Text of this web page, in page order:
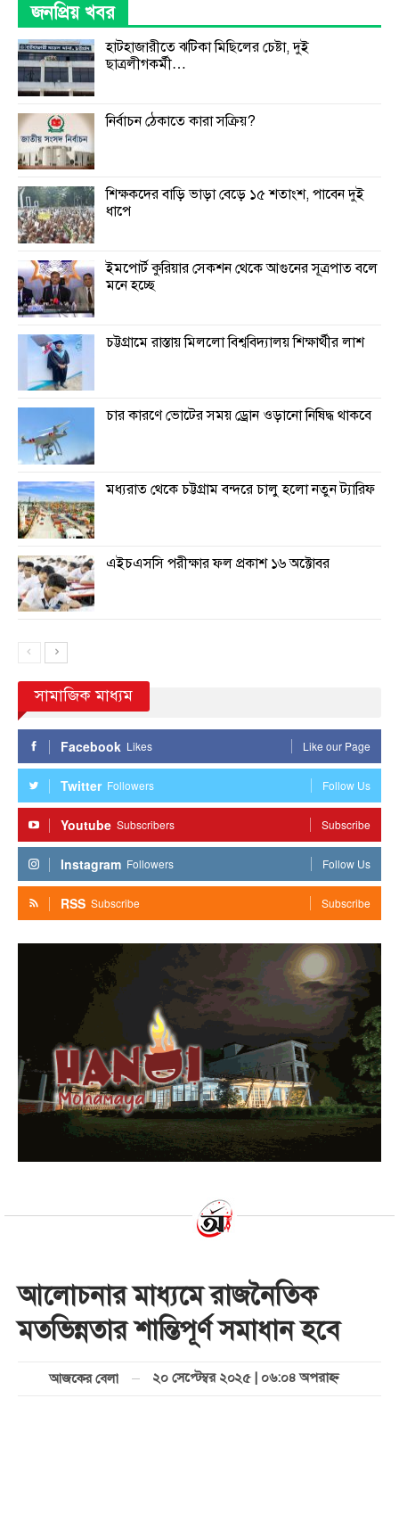
জনপ্রিয় খবর
হাটহাজারীতে ঝটিকা মিছিলের চেষ্টা, দুই
ছাত্রলীগকর্মী…
নির্বাচন ঠেকাতে কারা সক্রিয়?
শিক্ষকদের বাড়ি ভাড়া বেড়ে ১৫ শতাংশ, পাবেন দুই
ধাপে
ইমপোর্ট কুরিয়ার সেকশন থেকে আগুনের সূত্রপাত বলে
মনে হচ্ছে
চট্টগ্রামে রাস্তায় মিললো বিশ্ববিদ্যালয় শিক্ষার্থীর লাশ
চার কারণে ভোটের সময় ড্রোন ওড়ানো নিষিদ্ধ থাকবে
মধ্যরাত থেকে চট্টগ্রাম বন্দরে চালু হলো নতুন ট্যারিফ
এইচএসসি পরীক্ষার ফল প্রকাশ ১৬ অক্টোবর
সামাজিক মাধ্যম
Facebook Likes Like our Page
Twitter Followers Follow Us
Youtube Subscribers Subscribe
Instagram Followers Follow Us
RSS Subscribe Subscribe
আলোচনার মাধ্যমে রাজনৈতিক
মতভিন্নতার শান্তিপূর্ণ সমাধান হবে
আজকের বেলা ২০ সেপ্টেম্বর ২০২৫ | ০৬:০৪ অপরাহ্ণ